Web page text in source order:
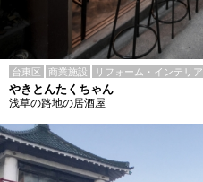
台東区 商業施設 リフォーム・インテリア
やきとんたくちゃん
浅草の路地の居酒屋